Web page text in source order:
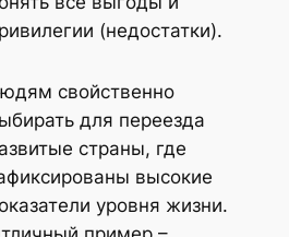
(недостатки).
свойственно
для переезда
страны, где
высокие
уровня жизни.